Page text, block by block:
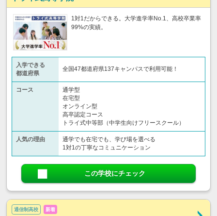
1対1だからできる。大学進学率No.1、高校卒業率
99%の実績。
入学できる
都道府県
全国47都道府県137キャンパスで利用可能！
コース
通学型
在宅型
オンライン型
高卒認定コース
トライ式中等部（中学生向けフリースクール）​
人気の理由
通学でも在宅でも、学び場を選べる
1対1の丁寧なコミュニケーション
この学校にチェック
通信制高校 新着